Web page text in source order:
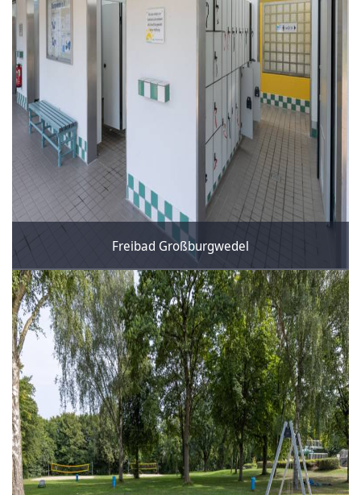
Freibad Großburgwedel